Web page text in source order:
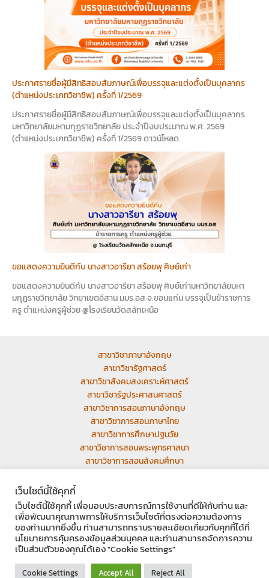
ประกาศรายชื่อผู้มีสิทธิสอบสัมภาษณ์เพื่อบรรจุและแต่งตั้งเป็นบุคลากร
(ตำแหน่งประเภทวิชาชีพ) ครั้งที่ 1/2569
ประกาศรายชื่อผู้มีสิทธิสอบสัมภาษณ์เพื่อบรรจุและแต่งตั้งเป็นบุคลากร
มหาวิทยาลัยมหามกุฏราชวิทยาลัย ประจำปีงบประมาณ พ.ศ. 2569
(ตำแหน่งประเภทวิชาชีพ) ครั้งที่ 1/2569 ดาวน์โหลด
ขอแสดงความยินดีกับ นางสาวอารียา สร้อยพุ ศิษย์เก่า
ขอแสดงความยินดีกับ นางสาวอารียา สร้อยพุ ศิษย์เก่ามหาวิทยาลัยมหา
มกุฏราชวิทยาลัย วิทยาเขตอีสาน มมร.อส จ.ขอนแก่น บรรจุเป็นข้าราชการ
ครู ตำแหน่งครูผู้ช่วย @โรงเรียนวัดสลักเหนือ
สาขาวิชาภาษาอังกฤษ
สาขาวิชารัฐศาสตร์
สาขาวิชาสังคมสงเคราะห์ศาสตร์
สาขาวิชารัฐประศาสนศาสตร์
สาขาวิชาการสอนภาษาอังกฤษ
สาขาวิชาการสอนภาษาไทย
สาขาวิชาการศึกษาปฐมวัย
สาขาวิชาการสอนพระพุทธศาสนา
สาขาวิชาการสอนสังคมศึกษา
Facebook Instagram
YouTube
Copyright © 2026 มหาวิทยาลัยมหามกุฏราชวิทยาลัย วิทยาเขตอีสาน มมร.อส |
บ้านเลขที่ 9/37 หมู่ 12 ต.ในเมือง อ.เมือง จ.ขอนแก่น 40000
เว็บไซต์นี้ใช้คุกกี้
เว็บไซต์นี้ใช้คุกกี้ เพื่อมอบประสบการณ์การใช้งานที่ดีให้กับท่าน และ
เพื่อพัฒนาคุณภาพการให้บริการเว็บไซต์ที่ตรงต่อความต้องการ
ของท่านมากยิ่งขึ้น ท่านสามารถทราบรายละเอียดเกี่ยวกับคุกกี้ได้ที่
นโยบายการคุ้มครองข้อมูลส่วนบุคคล และท่านสามารถจัดการความ
เป็นส่วนตัวของคุณได้เอง "Cookie Settings"
Cookie Settings Accept All Reject All